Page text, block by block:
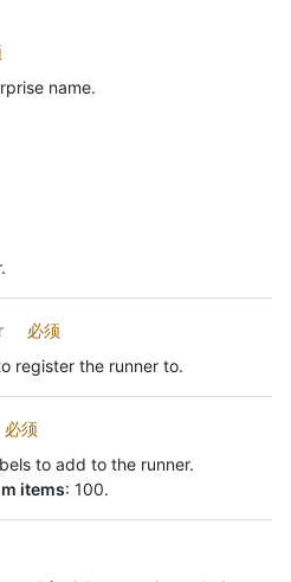
name.
必须
register the runner to.
必须
to add to the runner.
items: 100.